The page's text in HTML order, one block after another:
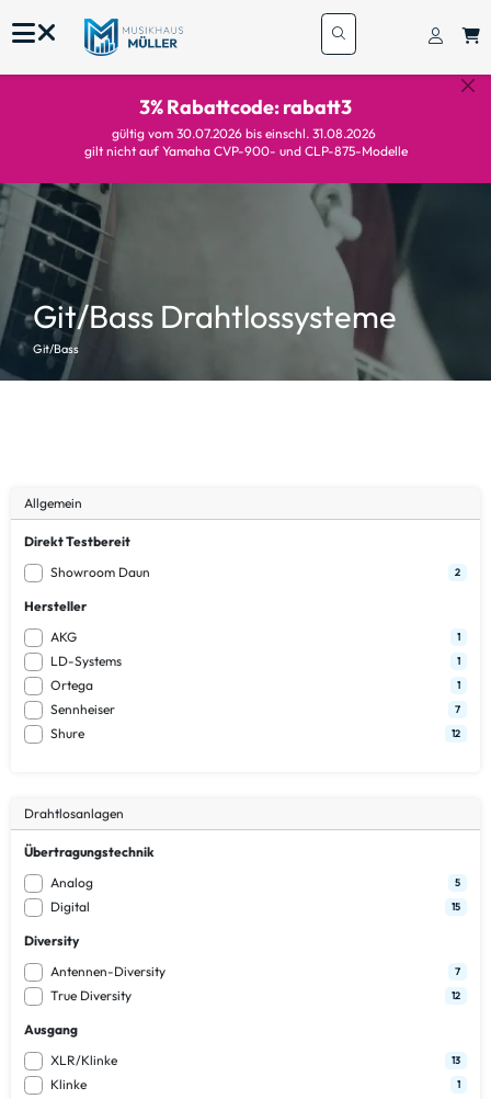
3% Rabattcode: rabatt3
gültig vom 30.07.2026 bis einschl. 31.08.2026
gilt nicht auf Yamaha CVP-900- und CLP-875-Modelle
Git/Bass Drahtlossysteme
Git/Bass
Allgemein
Direkt Testbereit
Showroom Daun
2
Hersteller
AKG
1
LD-Systems 1
Ortega 1
Sennheiser 7
Shure 12
Drahtlosanlagen
Übertragungstechnik
Analog
5
Digital 15
Diversity
Antennen-Diversity
7
True Diversity 12
Ausgang
XLR/Klinke
13
Klinke 1